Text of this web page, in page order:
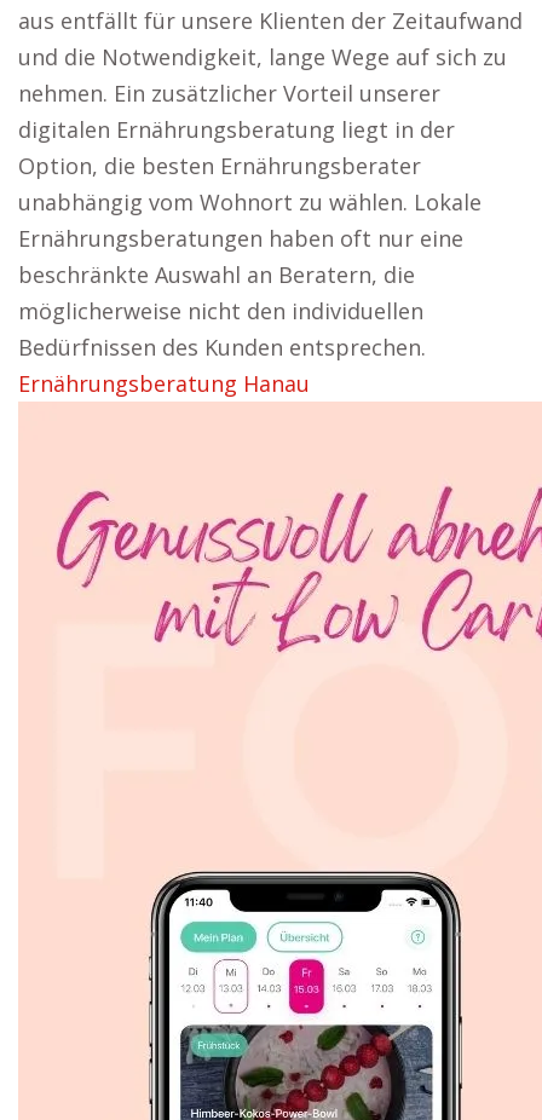
aus entfällt für unsere Klienten der Zeitaufwand
und die Notwendigkeit, lange Wege auf sich zu
nehmen. Ein zusätzlicher Vorteil unserer
digitalen Ernährungsberatung liegt in der
Option, die besten Ernährungsberater
unabhängig vom Wohnort zu wählen. Lokale
Ernährungsberatungen haben oft nur eine
beschränkte Auswahl an Beratern, die
möglicherweise nicht den individuellen
Bedürfnissen des Kunden entsprechen.
Ernährungsberatung Hanau